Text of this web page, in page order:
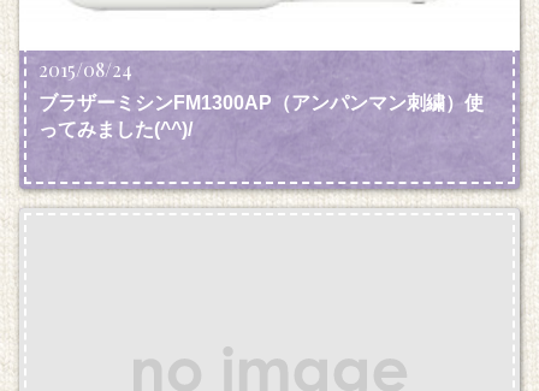
2015/08/24
ブラザーミシンFM1300AP（アンパンマン刺繍）使
ってみました(^^)/